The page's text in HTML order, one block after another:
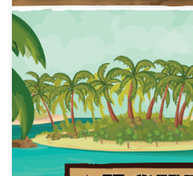
Eigenlijk zouden we nu druk bezig
hout en spijkers voor het
jaar helaas niet nodig.
Met pijn in
meedelen dat editie 2020 niet
de foto’s van de edities van […]